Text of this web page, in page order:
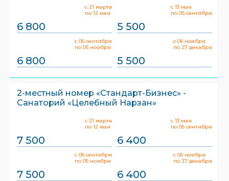
с 21 марта
по 12 мая
6 800
с 13 мая
по 05 сентября
5 500
с 06 сентября
по 05 ноября
6 800
с 06 ноября
по 27 декабря
5 500
2-местный номер «Стандарт-Бизнес» -
Санаторий «Целебный Нарзан»
с 21 марта
по 12 мая
7 500
с 13 мая
по 05 сентября
6 400
с 06 сентября
по 05 ноября
7 500
с 06 ноября
по 27 декабря
6 400